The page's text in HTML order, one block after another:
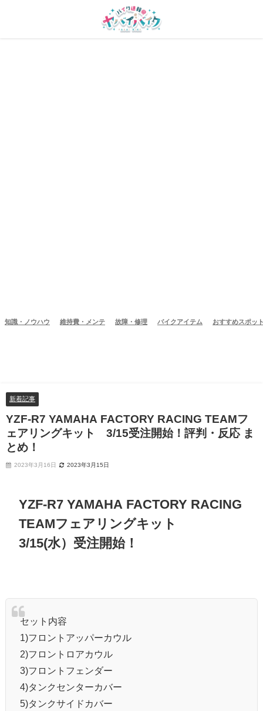
知識・ノウハウ 維持費・メンテ 故障・修理 バイクアイテム おすすめスポッ
新着記事
YZF-R7 YAMAHA FACTORY RACING TEAMフ
ェアリングキット 3/15受注開始！評判・反応 ま
とめ！
2023年3月16日 2023年3月15日
YZF-R7 YAMAHA FACTORY RACING
TEAMフェアリングキット
3/15(水）受注開始！
セット内容
1)フロントアッパーカウル
2)フロントロアカウル
3)フロントフェンダー
4)タンクセンターカバー
5)タンクサイドカバー